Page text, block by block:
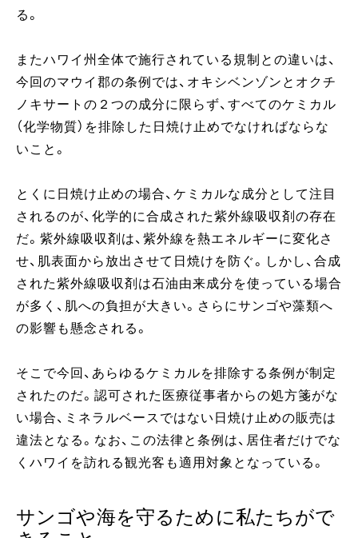
る。
またハワイ州全体で施行されている規制との違いは、
今回のマウイ郡の条例では、オキシベンゾンとオクチ
ノキサートの２つの成分に限らず、すべてのケミカル
（化学物質）を排除した日焼け止めでなければならな
いこと。
とくに日焼け止めの場合、ケミカルな成分として注目
されるのが、化学的に合成された紫外線吸収剤の存在
だ。紫外線吸収剤は、紫外線を熱エネルギーに変化さ
せ、肌表面から放出させて日焼けを防ぐ。しかし、合成
された紫外線吸収剤は石油由来成分を使っている場合
が多く、肌への負担が大きい。さらにサンゴや藻類へ
の影響も懸念される。
そこで今回、あらゆるケミカルを排除する条例が制定
されたのだ。認可された医療従事者からの処方箋がな
い場合、ミネラルベースではない日焼け止めの販売は
違法となる。なお、この法律と条例は、居住者だけでな
くハワイを訪れる観光客も適用対象となっている。
サンゴや海を守るために私たちがで